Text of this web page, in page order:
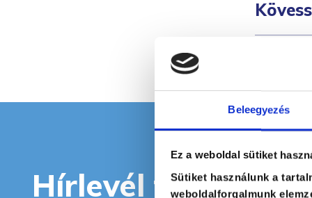
Beleegyezés
Ez a weboldal sütiket
Sütiket használunk a
weboldalforgalmunk
Hírlevél